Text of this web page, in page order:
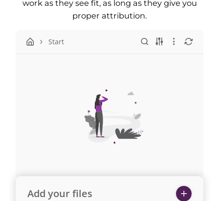
work as they see fit, as long as they give you
proper attribution.
Start
Add your files